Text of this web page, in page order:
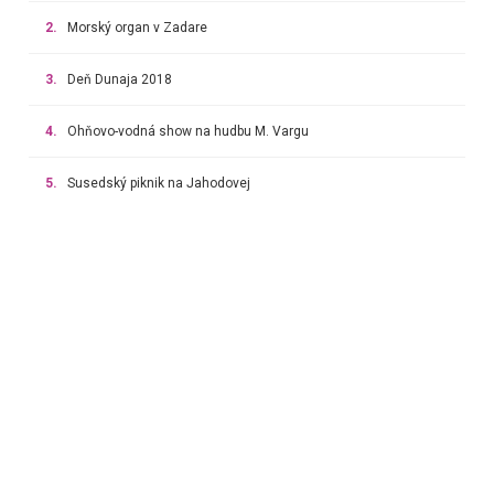
2. Morský organ v Zadare
3. Deň Dunaja 2018
4. Ohňovo-vodná show na hudbu M. Vargu
5. Susedský piknik na Jahodovej